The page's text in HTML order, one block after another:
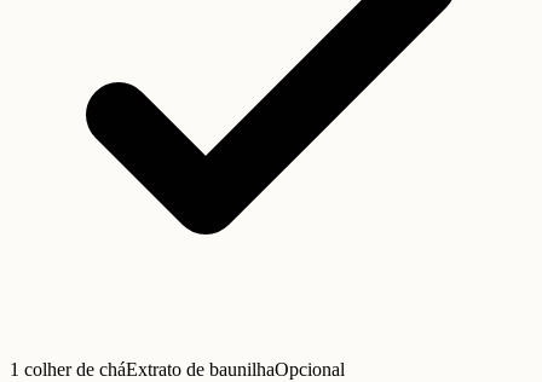
1 colher de cháExtrato de baunilhaOpcional